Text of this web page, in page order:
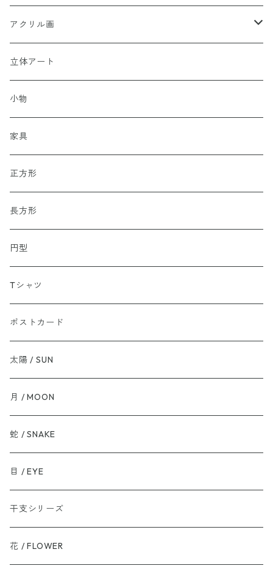
アクリル画
女性性
立体アート
小物
家具
正方形
長方形
円型
Tシャツ
ポストカード
太陽 / SUN
月 / MOON
蛇 / SNAKE
目 / EYE
干支シリーズ
花 / FLOWER